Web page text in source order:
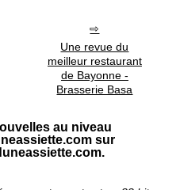
Une revue du
meilleur restaurant
de Bayonne -
Brasserie Basa
au niveau
sur